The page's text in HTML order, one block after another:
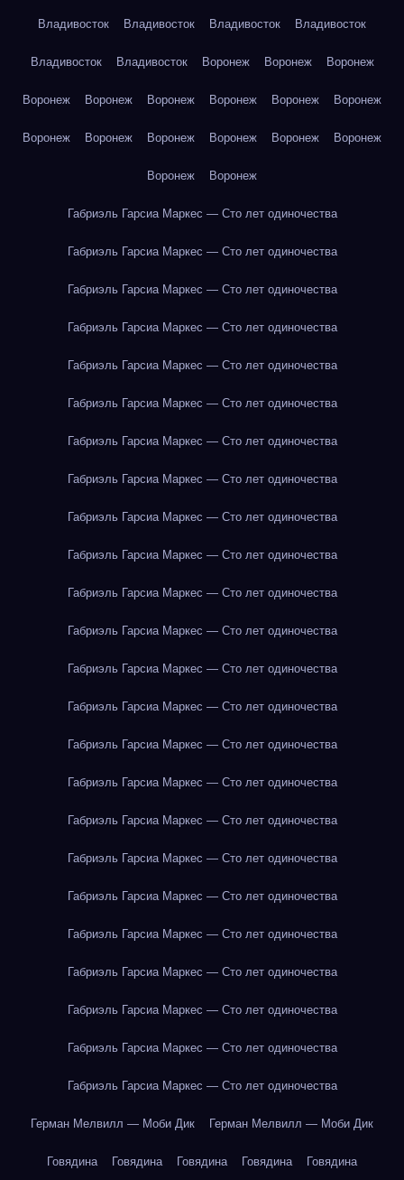
Владивосток Владивосток Владивосток Владивосток
Владивосток Владивосток Воронеж Воронеж Воронеж
Воронеж Воронеж Воронеж Воронеж Воронеж Воронеж
Воронеж Воронеж Воронеж Воронеж Воронеж Воронеж
Воронеж Воронеж
Габриэль Гарсиа Маркес — Сто лет одиночества
Габриэль Гарсиа Маркес — Сто лет одиночества
Габриэль Гарсиа Маркес — Сто лет одиночества
Габриэль Гарсиа Маркес — Сто лет одиночества
Габриэль Гарсиа Маркес — Сто лет одиночества
Габриэль Гарсиа Маркес — Сто лет одиночества
Габриэль Гарсиа Маркес — Сто лет одиночества
Габриэль Гарсиа Маркес — Сто лет одиночества
Габриэль Гарсиа Маркес — Сто лет одиночества
Габриэль Гарсиа Маркес — Сто лет одиночества
Габриэль Гарсиа Маркес — Сто лет одиночества
Габриэль Гарсиа Маркес — Сто лет одиночества
Габриэль Гарсиа Маркес — Сто лет одиночества
Габриэль Гарсиа Маркес — Сто лет одиночества
Габриэль Гарсиа Маркес — Сто лет одиночества
Габриэль Гарсиа Маркес — Сто лет одиночества
Габриэль Гарсиа Маркес — Сто лет одиночества
Габриэль Гарсиа Маркес — Сто лет одиночества
Габриэль Гарсиа Маркес — Сто лет одиночества
Габриэль Гарсиа Маркес — Сто лет одиночества
Габриэль Гарсиа Маркес — Сто лет одиночества
Габриэль Гарсиа Маркес — Сто лет одиночества
Габриэль Гарсиа Маркес — Сто лет одиночества
Габриэль Гарсиа Маркес — Сто лет одиночества
Герман Мелвилл — Моби Дик Герман Мелвилл — Моби Дик
Говядина Говядина Говядина Говядина Говядина